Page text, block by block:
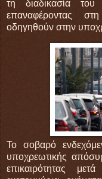
τη διαδικασία του
επαναφέροντας
οδηγηθούν στην
Το σοβαρό
υποχρεωτικής
επικαιρότητας